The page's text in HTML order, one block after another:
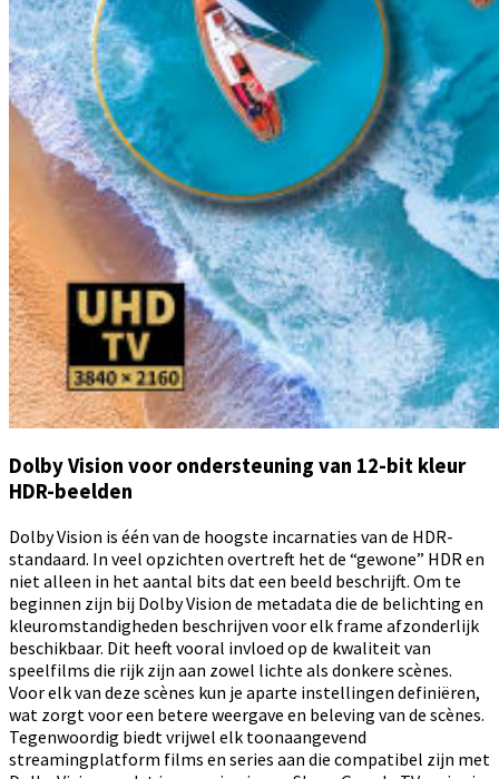
Dolby Vision voor ondersteuning van 12-bit kleur
HDR-beelden
Dolby Vision is één van de hoogste incarnaties van de HDR-
standaard. In veel opzichten overtreft het de “gewone” HDR en
niet alleen in het aantal bits dat een beeld beschrijft. Om te
beginnen zijn bij Dolby Vision de metadata die de belichting en
kleuromstandigheden beschrijven voor elk frame afzonderlijk
beschikbaar. Dit heeft vooral invloed op de kwaliteit van
speelfilms die rijk zijn aan zowel lichte als donkere scènes.
Voor elk van deze scènes kun je aparte instellingen definiëren,
wat zorgt voor een betere weergave en beleving van de scènes.
Tegenwoordig biedt vrijwel elk toonaangevend
streamingplatform films en series aan die compatibel zijn met